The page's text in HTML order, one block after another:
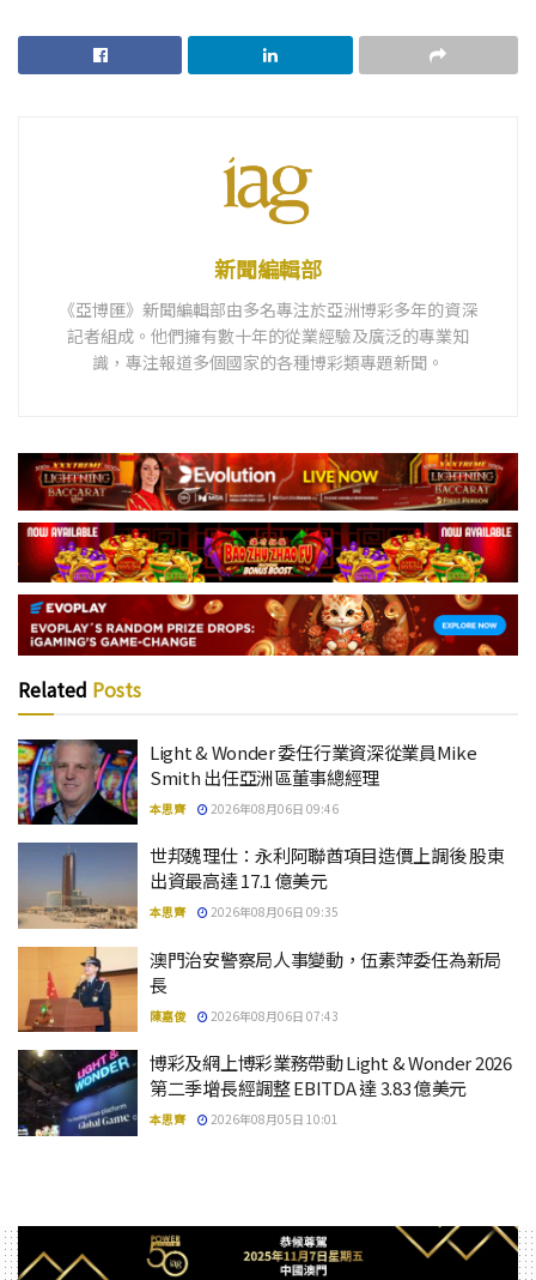
新聞編輯部
《亞博匯》新聞編輯部由多名專注於亞洲博彩多年的資深
記者組成。他們擁有數十年的從業經驗及廣泛的專業知
識，專注報道多個國家的各種博彩類專題新聞。
Related Posts
Light & Wonder 委任行業資深從業員Mike
Smith 出任亞洲區董事總經理
本思齊 2026年08月06日 09:46
世邦魏理仕：永利阿聯酋項目造價上調後 股東
出資最高達 17.1 億美元
本思齊 2026年08月06日 09:35
澳門治安警察局人事變動，伍素萍委任為新局
長
陳嘉俊 2026年08月06日 07:43
博彩及網上博彩業務帶動 Light & Wonder 2026
第二季增長經調整 EBITDA 達 3.83 億美元
本思齊 2026年08月05日 10:01